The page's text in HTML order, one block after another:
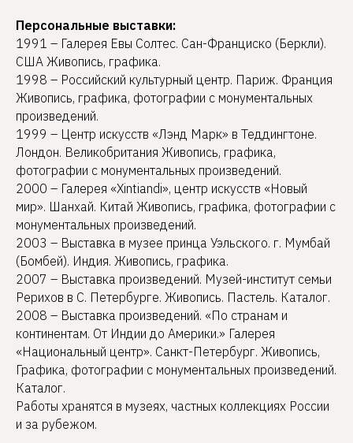
Персональные выставки:
1991 – Галерея Евы Солтес. Сан-Франциско (Беркли).
США Живопись, графика.
1998 – Российский культурный центр. Париж. Франция
Живопись, графика, фотографии с монументальных
произведений.
1999 – Центр искусств «Лэнд Марк» в Теддингтоне.
Лондон. Великобритания Живопись, графика,
фотографии с монументальных произведений.
2000 – Галерея «Xintiandi», центр искусств «Новый
мир». Шанхай. Китай Живопись, графика, фотографии с
монументальных произведений.
2003 – Выставка в музее принца Уэльского. г. Мумбай
(Бомбей). Индия. Живопись, графика.
2007 – Выставка произведений. Музей-институт семьи
Рерихов в С. Петербурге. Живопись. Пастель. Каталог.
2008 – Выставка произведений. «По странам и
континентам. От Индии до Америки.» Галерея
«Национальный центр». Санкт-Петербург. Живопись,
Графика, фотографии с монументальных произведений.
Каталог.
Работы хранятся в музеях, частных коллекциях России
и за рубежом.